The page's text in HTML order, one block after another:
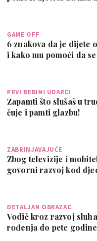
GAME OFF
6 znakova da je dijete
i kako mu pomoći da
PRVI BEBINI UDARCI
Zapamti što slušaš u
čuje i pamti glazbu!
ZABRINJAVAJUĆE
Zbog televizije i
govorni razvoj kod
DETALJAN OBRAZAC
Vodič kroz razvoj
rođenja do pete godine